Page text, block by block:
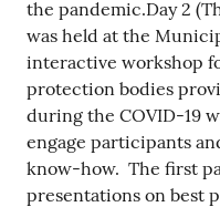
the pandemic.Day 2
was held at the
interactive workshop
protection bodies
during the COVID-19
engage participants
know-how. The first
presentations on best